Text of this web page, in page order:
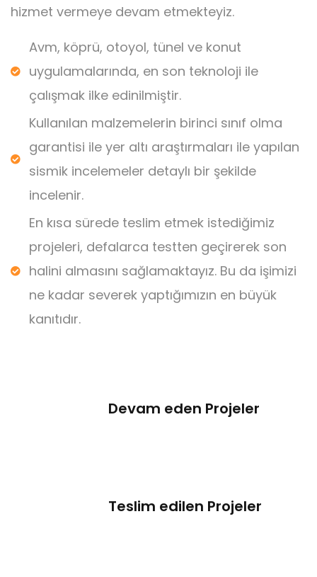
hizmet vermeye devam etmekteyiz.
Avm, köprü, otoyol, tünel ve konut
uygulamalarında, en son teknoloji ile
çalışmak ilke edinilmiştir.
Kullanılan malzemelerin birinci sınıf olma
garantisi ile yer altı araştırmaları ile yapılan
sismik incelemeler detaylı bir şekilde
incelenir.
En kısa sürede teslim etmek istediğimiz
projeleri, defalarca testten geçirerek son
halini almasını sağlamaktayız. Bu da işimizi
ne kadar severek yaptığımızın en büyük
kanıtıdır.
Devam eden Projeler
Teslim edilen Projeler